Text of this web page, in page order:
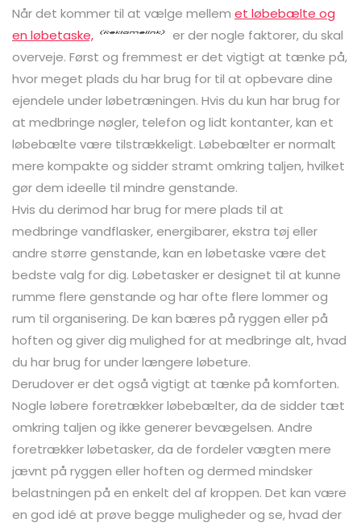
Når det kommer til at vælge mellem et løbebælte og
en løbetaske,
er der nogle faktorer, du skal
overveje. Først og fremmest er det vigtigt at tænke på,
hvor meget plads du har brug for til at opbevare dine
ejendele under løbetræningen. Hvis du kun har brug for
at medbringe nøgler, telefon og lidt kontanter, kan et
løbebælte være tilstrækkeligt. Løbebælter er normalt
mere kompakte og sidder stramt omkring taljen, hvilket
gør dem ideelle til mindre genstande.
Hvis du derimod har brug for mere plads til at
medbringe vandflasker, energibarer, ekstra tøj eller
andre større genstande, kan en løbetaske være det
bedste valg for dig. Løbetasker er designet til at kunne
rumme flere genstande og har ofte flere lommer og
rum til organisering. De kan bæres på ryggen eller på
hoften og giver dig mulighed for at medbringe alt, hvad
du har brug for under længere løbeture.
Derudover er det også vigtigt at tænke på komforten.
Nogle løbere foretrækker løbebælter, da de sidder tæt
omkring taljen og ikke generer bevægelsen. Andre
foretrækker løbetasker, da de fordeler vægten mere
jævnt på ryggen eller hoften og dermed mindsker
belastningen på en enkelt del af kroppen. Det kan være
en god idé at prøve begge muligheder og se, hvad der